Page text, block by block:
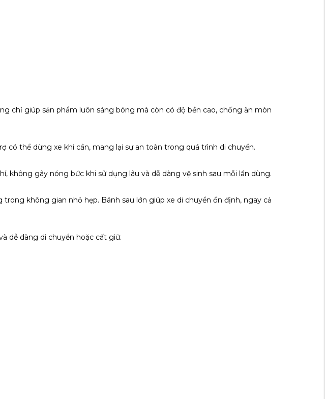
chỉ giúp sản phẩm luôn sáng bóng mà còn có độ bền cao, chống ăn mòn
có thể dừng xe khi cần, mang lại sự an toàn trong quá trình di chuyển.
không gây nóng bức khi sử dụng lâu và dễ dàng vệ sinh sau mỗi lần dùng.
không gian nhỏ hẹp. Bánh sau lớn giúp xe di chuyển ổn định, ngay cả
dễ dàng di chuyển hoặc cất giữ.